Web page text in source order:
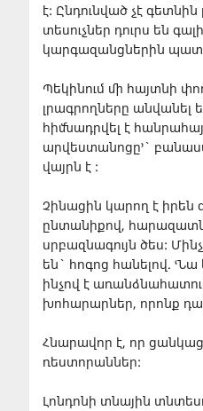
է: Ընդունված չէ
տեսուչներ դուրս են
կարգազանցներին
Պեկինում մի հայտնի
լրագրողները անվանել
հիմնադրվել է
արվեստանոցը՚`
վայրն է :
Չինացին կարող է իրեն
ընտանիքով,
սրբազնագույն ծես:
են` հոգոց հանելով.
ինչով է
խոհարարներ, որոնք
Հնարավոր է, որ
ռեստորաններ:
Լոնդոնի տնային